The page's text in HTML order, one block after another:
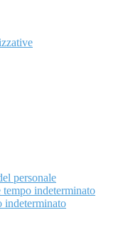
personale
tempo indeterminato
indeterminato